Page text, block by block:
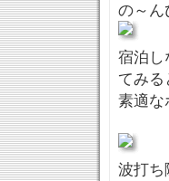
の～
宿泊し
てみ
素適な
波打